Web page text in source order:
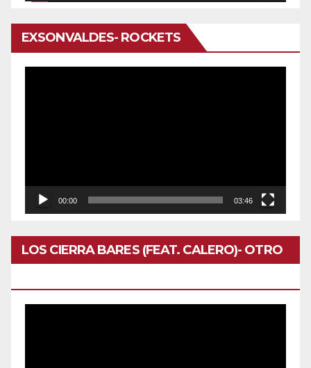
EXSONVALDES- ROCKETS
00:00 03:46
LOS CIERRA BARES (FEAT. CALERO)- OTRO